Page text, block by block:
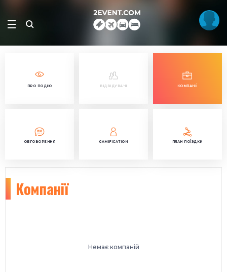
ПРО ПОДІЮ ВІДВІДУВАЧІ КОМПАНІЇ
ОБГОВОРЕННЯ GAMIFICATION ПЛАН ПОЇЗДКИ
Компанії
Немає компаній